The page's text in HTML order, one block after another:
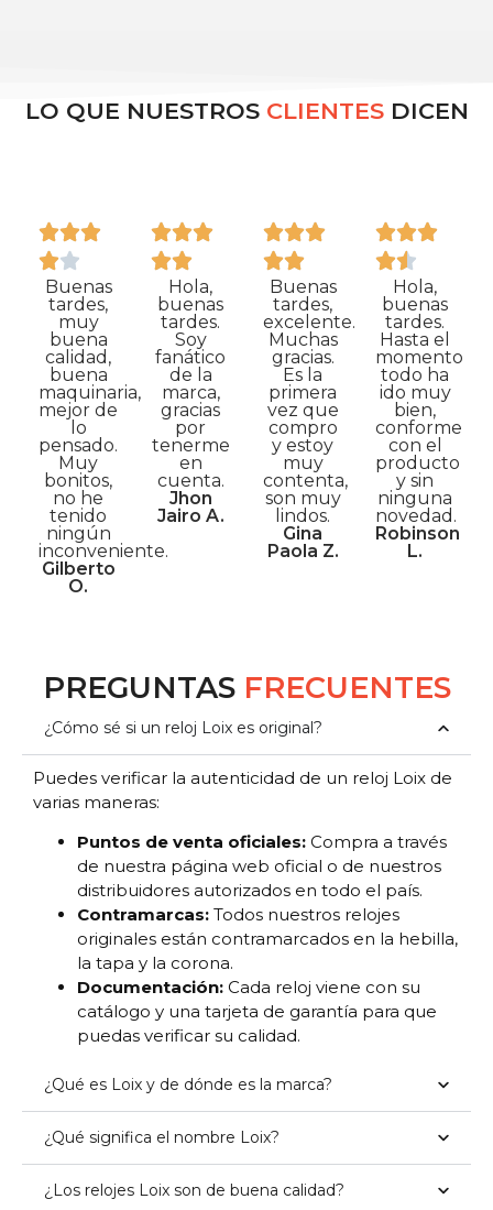
LO QUE NUESTROS CLIENTESDICEN
Buenas
tardes,
muy
buena
calidad,
buena
maquinaria,
mejor de
lo
pensado.
Muy
bonitos,
no he
tenido
ningún
inconveniente.
Gilberto
O.
Hola,
buenas
tardes.
Soy
fanático
de la
marca,
gracias
por
tenerme
en
cuenta.
Jhon
Jairo A.
Buenas
tardes,
excelente.
Muchas
gracias.
Es la
primera
vez que
compro
y estoy
muy
contenta,
son muy
lindos.
Gina
Paola Z.
Hola,
buenas
tardes.
Hasta el
momento
todo ha
ido muy
bien,
conforme
con el
producto
y sin
ninguna
novedad.
Robinson
L.
PREGUNTAS FRECUENTES
¿Cómo sé si un reloj Loix es original?
Puedes verificar la autenticidad de un reloj Loix de
varias maneras:
Puntos de venta oficiales: Compra a través
de nuestra página web oficial o de nuestros
distribuidores autorizados en todo el país.
Contramarcas: Todos nuestros relojes
originales están contramarcados en la hebilla,
la tapa y la corona.
Documentación: Cada reloj viene con su
catálogo y una tarjeta de garantía para que
puedas verificar su calidad.
¿Qué es Loix y de dónde es la marca?
¿Qué significa el nombre Loix?
¿Los relojes Loix son de buena calidad?